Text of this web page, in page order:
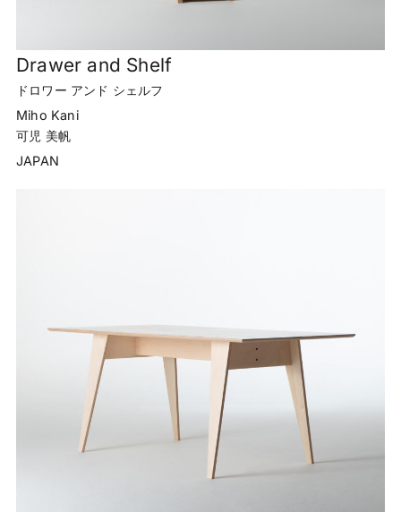
Drawer and Shelf
ドロワー アンド シェルフ
Miho Kani
可児 美帆
JAPAN